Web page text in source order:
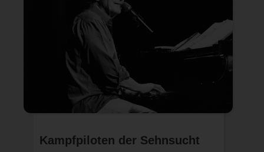
Kampfpiloten der Sehnsucht